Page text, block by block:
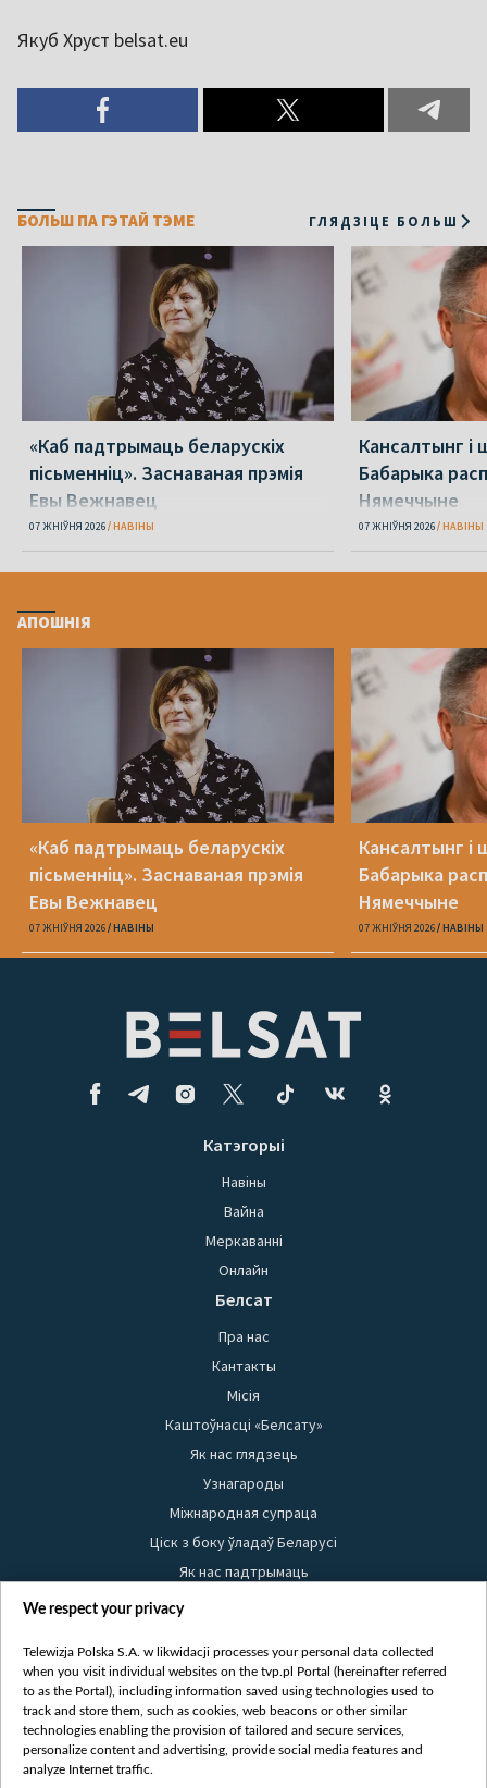
Якуб Хруст belsat.eu
БОЛЬШ ПА ГЭТАЙ ТЭМЕ ГЛЯДЗІЦЕ БОЛЬШ
«Каб падтрымаць беларускіх
пісьменніц». Заснаваная прэмія
Евы Вежнавец
07 ЖНІЎНЯ 2026 НАВІНЫ
Кансалтынг і
Бабарыка
Нямеччыне
07 ЖНІЎНЯ 2026 НАВІНЫ
АПОШНІЯ
«Каб падтрымаць беларускіх
пісьменніц». Заснаваная прэмія
Евы Вежнавец
07 ЖНІЎНЯ 2026 НАВІНЫ
Кансалтынг і
Бабарыка
Нямеччыне
07 ЖНІЎНЯ 2026 НАВІНЫ
Катэгорыі
Навіны
Вайна
Меркаванні
Онлайн
Белсат
Пра нас
Кантакты
Місія
Каштоўнасці «Белсату»
Як нас глядзець
Узнагароды
Міжнародная супраца
Ціск з боку ўладаў Беларусі
Як нас падтрымаць
Правілы выкарыстання матэрыялаў
Бяспека
Youtube
Белсат news
Белсат Shorts
We respect your privacy
Telewizja Polska S.A. w likwidacji processes your personal data collected
when you visit individual websites on the tvp.pl Portal (hereinafter referred
to as the Portal), including information saved using technologies used to
track and store them, such as cookies, web beacons or other similar
technologies enabling the provision of tailored and secure services,
personalize content and advertising, provide social media features and
analyze Internet traffic.